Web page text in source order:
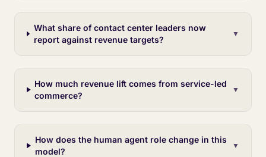
What share of contact center leaders now
report against revenue targets?
▼
How much revenue lift comes from service-led
commerce?
▼
How does the human agent role change in this
model?
▼